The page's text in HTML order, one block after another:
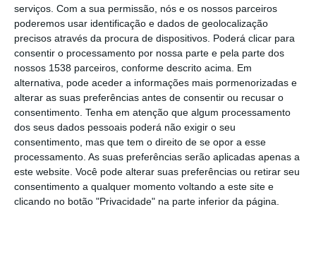
serviços. Com a sua permissão, nós e os nossos parceiros
poderemos usar identificação e dados de geolocalização
precisos através da procura de dispositivos. Poderá clicar para
consentir o processamento por nossa parte e pela parte dos
nossos 1538 parceiros, conforme descrito acima. Em
alternativa, pode aceder a informações mais pormenorizadas e
alterar as suas preferências antes de consentir ou recusar o
consentimento. Tenha em atenção que algum processamento
dos seus dados pessoais poderá não exigir o seu
consentimento, mas que tem o direito de se opor a esse
processamento. As suas preferências serão aplicadas apenas a
este website. Você pode alterar suas preferências ou retirar seu
consentimento a qualquer momento voltando a este site e
clicando no botão "Privacidade" na parte inferior da página.
Um incêndio está a lavrar uma propriedade
agrícola na localidade de Frade de Baixo, no
concelho de Alpiarça. O alerta foi dado pelas
12h00 desta terça-feira, 14 de Maio.
As chamas estão a consumir
maioritariamente fardos de palha, segundo
informação do Comando Sub-Regional de
Proteção Civil da Lezíria do Tejo. O incêndio
já está em fase de resolução mas as